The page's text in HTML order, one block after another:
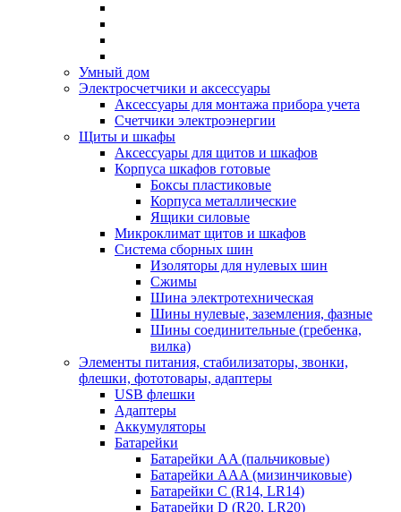
Умный дом
Электросчетчики и аксессуары
Аксессуары для монтажа прибора учета
Счетчики электроэнергии
Щиты и шкафы
Аксессуары для щитов и шкафов
Корпуса шкафов готовые
Боксы пластиковые
Корпуса металлические
Ящики силовые
Микроклимат щитов и шкафов
Система сборных шин
Изоляторы для нулевых шин
Сжимы
Шина электротехническая
Шины нулевые, заземления, фазные
Шины соединительные (гребенка,
вилка)
Элементы питания, стабилизаторы, звонки,
флешки, фототовары, адаптеры
USB флешки
Адаптеры
Аккумуляторы
Батарейки
Батарейки AA (пальчиковые)
Батарейки AAA (мизинчиковые)
Батарейки C (R14, LR14)
Батарейки D (R20, LR20)